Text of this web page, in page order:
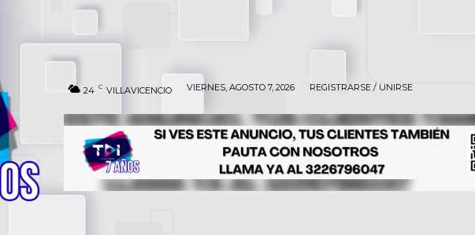
24 C VILLAVICENCIO VIERNES, AGOSTO 7, 2026 REGISTRARSE / UNIRSE